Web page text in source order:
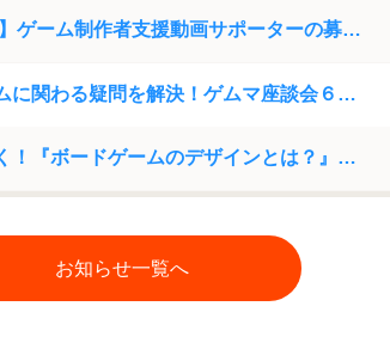
【ゲームマーケット2026秋】ゲーム制作者支援動画サポーターの募集について
【開催報告】「ボードゲームに関わる疑問を解決！ゲムマ座談会６」アーカイブ動画を公開
【開催報告】「Bauzaに聞く！『ボードゲームのデザインとは？』」アーカイブ動画を公開
お知らせ一覧へ